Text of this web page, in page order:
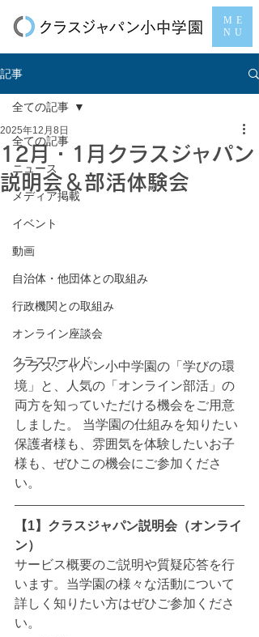
ME
NU
記事
全ての記事
ニュース
メディア掲載
イベント
動画
自治体・他団体との取組み
行政機関との取組み
オンライン座談会
クラスワールド
全ての記事
12月・1月クラスジャパン
説明会＆部活体験会
2025年12月8日
クラスジャパン小中学園の「学びの環
境」と、人気の「オンライン部活」の
両方を知っていただける機会をご用意
しました。 当学園の仕組みを知りたい
保護者様も、雰囲気を体験したいお子
様も、ぜひこの機会にご参加くださ
い。
【1】クラスジャパン説明会（オンライ
ン）
サービス概要のご説明や質疑応答を行
います。当学園の様々な活動について
詳しく知りたい方はぜひご参加くださ
い。